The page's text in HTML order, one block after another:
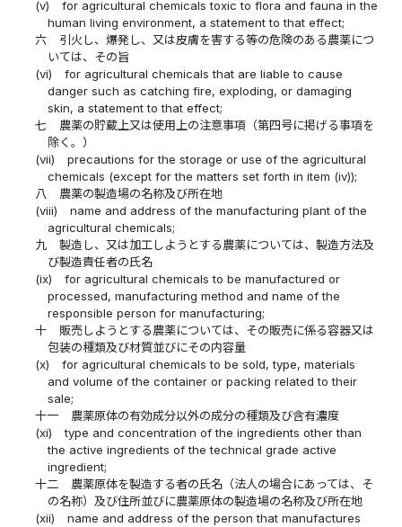
(v)
for agricultural chemicals toxic to flora and fauna in the
human living environment, a statement to that effect;
六
引火し、爆発し、又は皮膚を害する等の危険のある農薬につ
いては、その旨
(vi)
for agricultural chemicals that are liable to cause
danger such as catching fire, exploding, or damaging
skin, a statement to that effect;
七
農薬の貯蔵上又は使用上の注意事項（第四号に掲げる事項を
除く。）
(vii)
precautions for the storage or use of the agricultural
chemicals (except for the matters set forth in item (iv));
八
農薬の製造場の名称及び所在地
(viii)
name and address of the manufacturing plant of the
agricultural chemicals;
九
製造し、又は加工しようとする農薬については、製造方法及
び製造責任者の氏名
(ix)
for agricultural chemicals to be manufactured or
processed, manufacturing method and name of the
responsible person for manufacturing;
十
販売しようとする農薬については、その販売に係る容器又は
包装の種類及び材質並びにその内容量
(x)
for agricultural chemicals to be sold, type, materials
and volume of the container or packing related to their
sale;
十一
農薬原体の有効成分以外の成分の種類及び含有濃度
(xi)
type and concentration of the ingredients other than
the active ingredients of the technical grade active
ingredient;
十二
農薬原体を製造する者の氏名（法人の場合にあっては、そ
の名称）及び住所並びに農薬原体の製造場の名称及び所在地
(xii)
name and address of the person that manufactures